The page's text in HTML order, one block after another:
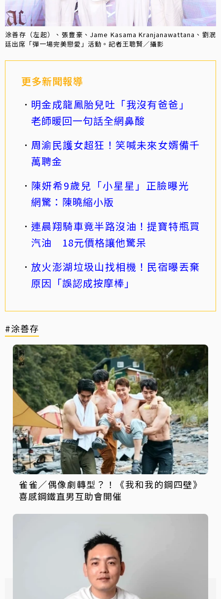
涂善存（左起）、張豐豪、Jame Kasama Kranjanawattana、劉泯
廷出席「彈一場完美戀愛」活動。記者王聰賢／攝影
更多新聞報導
明金成龍鳳胎兒吐「我沒有爸爸」
老師暖回一句話全網鼻酸
周渝民護女超狂！笑喊未來女婿備千
萬聘金
陳妍希9歲兒「小星星」正臉曝光
網驚：陳曉縮小版
連晨翔騎車竟半路沒油！提寶特瓶買
汽油 18元價格讓他驚呆
放火澎湖垃圾山找相機！民宿曝丟棄
原因「誤認成按摩棒」
#涂善存
雀雀／偶像劇轉型？！《我和我的鋼四壁》
喜感鋼鐵直男互助會開催